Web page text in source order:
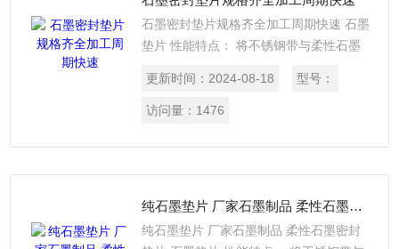
石墨密封垫片规格齐全加工周期快速 石墨
垫片 性能特点： 将不锈钢带与柔性石墨
焊接端点而成。 主要用途：与高温、高压
的蒸汽、油气、溶剂、气体、传热介质等
更新时间： 2024-08-18 型号：
访问量： 1476
纯石墨垫片 厂家石墨制品 柔性石墨密封垫片
纯石墨垫片 厂家石墨制品 柔性石墨密封